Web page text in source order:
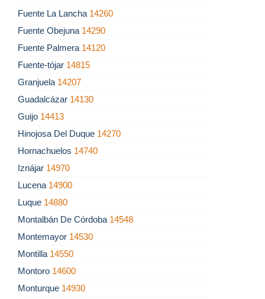
Fuente La Lancha 14260
Fuente Obejuna 14290
Fuente Palmera 14120
Fuente-tójar 14815
Granjuela 14207
Guadalcázar 14130
Guijo 14413
Hinojosa Del Duque 14270
Hornachuelos 14740
Iznájar 14970
Lucena 14900
Luque 14880
Montalbán De Córdoba 14548
Montemayor 14530
Montilla 14550
Montoro 14600
Monturque 14930